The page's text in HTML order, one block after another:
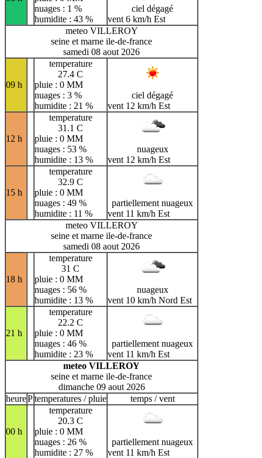
nuages : 1 %
humidite : 43 %
ciel dégagé
vent 6 km/h Est
meteo VILLEROY
seine et marne ile-de-france
samedi 08 aout 2026
09 h
temperature
27.4 C
pluie : 0 MM
nuages : 3 %
humidite : 21 %
ciel dégagé
vent 12 km/h Est
12 h
temperature
31.1 C
pluie : 0 MM
nuages : 53 %
humidite : 13 %
nuageux
vent 12 km/h Est
15 h
temperature
32.9 C
pluie : 0 MM
nuages : 49 %
humidite : 11 %
partiellement nuageux
vent 11 km/h Est
meteo VILLEROY
seine et marne ile-de-france
samedi 08 aout 2026
18 h
temperature
31 C
pluie : 0 MM
nuages : 56 %
humidite : 13 %
nuageux
vent 10 km/h Nord Est
21 h
temperature
22.2 C
pluie : 0 MM
nuages : 46 %
humidite : 23 %
partiellement nuageux
vent 11 km/h Est
meteo VILLEROY
seine et marne ile-de-france
dimanche 09 aout 2026
heurePtemperatures / pluie temps / vent
00 h
temperature
20.3 C
pluie : 0 MM
nuages : 26 %
humidite : 27 %
partiellement nuageux
vent 11 km/h Est